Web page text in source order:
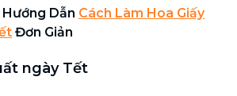
Dẫn Cách Làm Hoa Giấy
Đơn Giản
ngày Tết